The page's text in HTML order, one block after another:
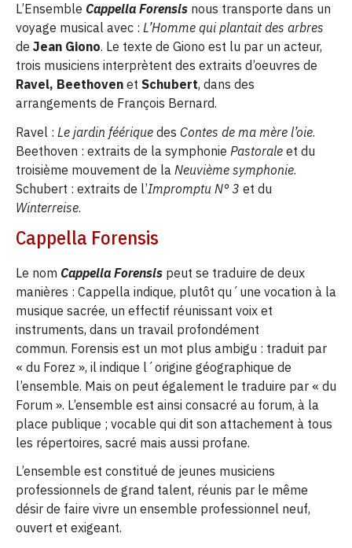
L’Ensemble Cappella Forensis nous transporte dans un
voyage musical avec : L’Homme qui plantait des arbres
de Jean Giono. Le texte de Giono est lu par un acteur,
trois musiciens interprètent des extraits d’oeuvres de
Ravel, Beethoven et Schubert, dans des
arrangements de François Bernard.
Ravel : Le jardin féérique des Contes de ma mère l’oie.
Beethoven : extraits de la symphonie Pastorale et du
troisième mouvement de la Neuvième symphonie.
Schubert : extraits de l’Impromptu N° 3 et du
Winterreise.
Cappella Forensis
Le nom Cappella Forensis peut se traduire de deux
manières : Cappella indique, plutôt qu´une vocation à la
musique sacrée, un effectif réunissant voix et
instruments, dans un travail profondément
commun. Forensis est un mot plus ambigu : traduit par
« du Forez », il indique l´origine géographique de
l’ensemble. Mais on peut également le traduire par « du
Forum ». L’ensemble est ainsi consacré au forum, à la
place publique ; vocable qui dit son attachement à tous
les répertoires, sacré mais aussi profane.
L’ensemble est constitué de jeunes musiciens
professionnels de grand talent, réunis par le même
désir de faire vivre un ensemble professionnel neuf,
ouvert et exigeant.